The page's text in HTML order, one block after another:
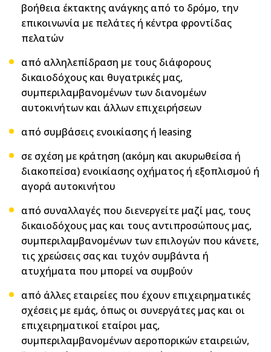
βοήθεια έκτακτης ανάγκης από το δρόμο, την
επικοινωνία με πελάτες ή κέντρα φροντίδας
πελατών
από αλληλεπίδραση με τους διάφορους
δικαιοδόχους και θυγατρικές μας,
συμπεριλαμβανομένων των διανομέων
αυτοκινήτων και άλλων επιχειρήσεων
από συμβάσεις ενοικίασης ή leasing
σε σχέση με κράτηση (ακόμη και ακυρωθείσα ή
διακοπείσα) ενοικίασης οχήματος ή εξοπλισμού ή
αγορά αυτοκινήτου
από συναλλαγές που διενεργείτε μαζί μας, τους
δικαιοδόχους μας και τους αντιπροσώπους μας,
συμπεριλαμβανομένων των επιλογών που κάνετε,
τις χρεώσεις σας και τυχόν συμβάντα ή
ατυχήματα που μπορεί να συμβούν
από άλλες εταιρείες που έχουν επιχειρηματικές
σχέσεις με εμάς, όπως οι συνεργάτες μας και οι
επιχειρηματικοί εταίροι μας,
συμπεριλαμβανομένων αεροπορικών εταιρειών,